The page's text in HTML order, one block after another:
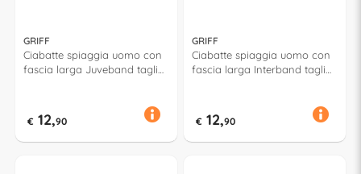
GRIFF
Ciabatte spiaggia uomo con
fascia larga Juveband taglia
€ 12,90
GRIFF
Ciabatte spiaggia uomo con
fascia larga Interband taglia
€ 12,90